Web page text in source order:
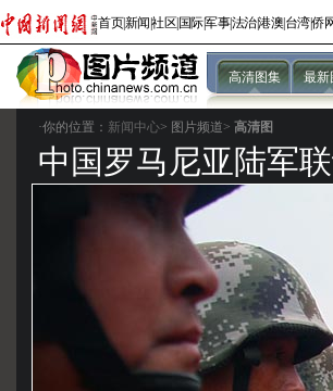
首页|新闻社区 国际|军事|法治|港澳 台湾|侨
高清图集 最新
·你的位置： 新闻中心> 图片频道> 高清图
中国罗马尼亚陆军